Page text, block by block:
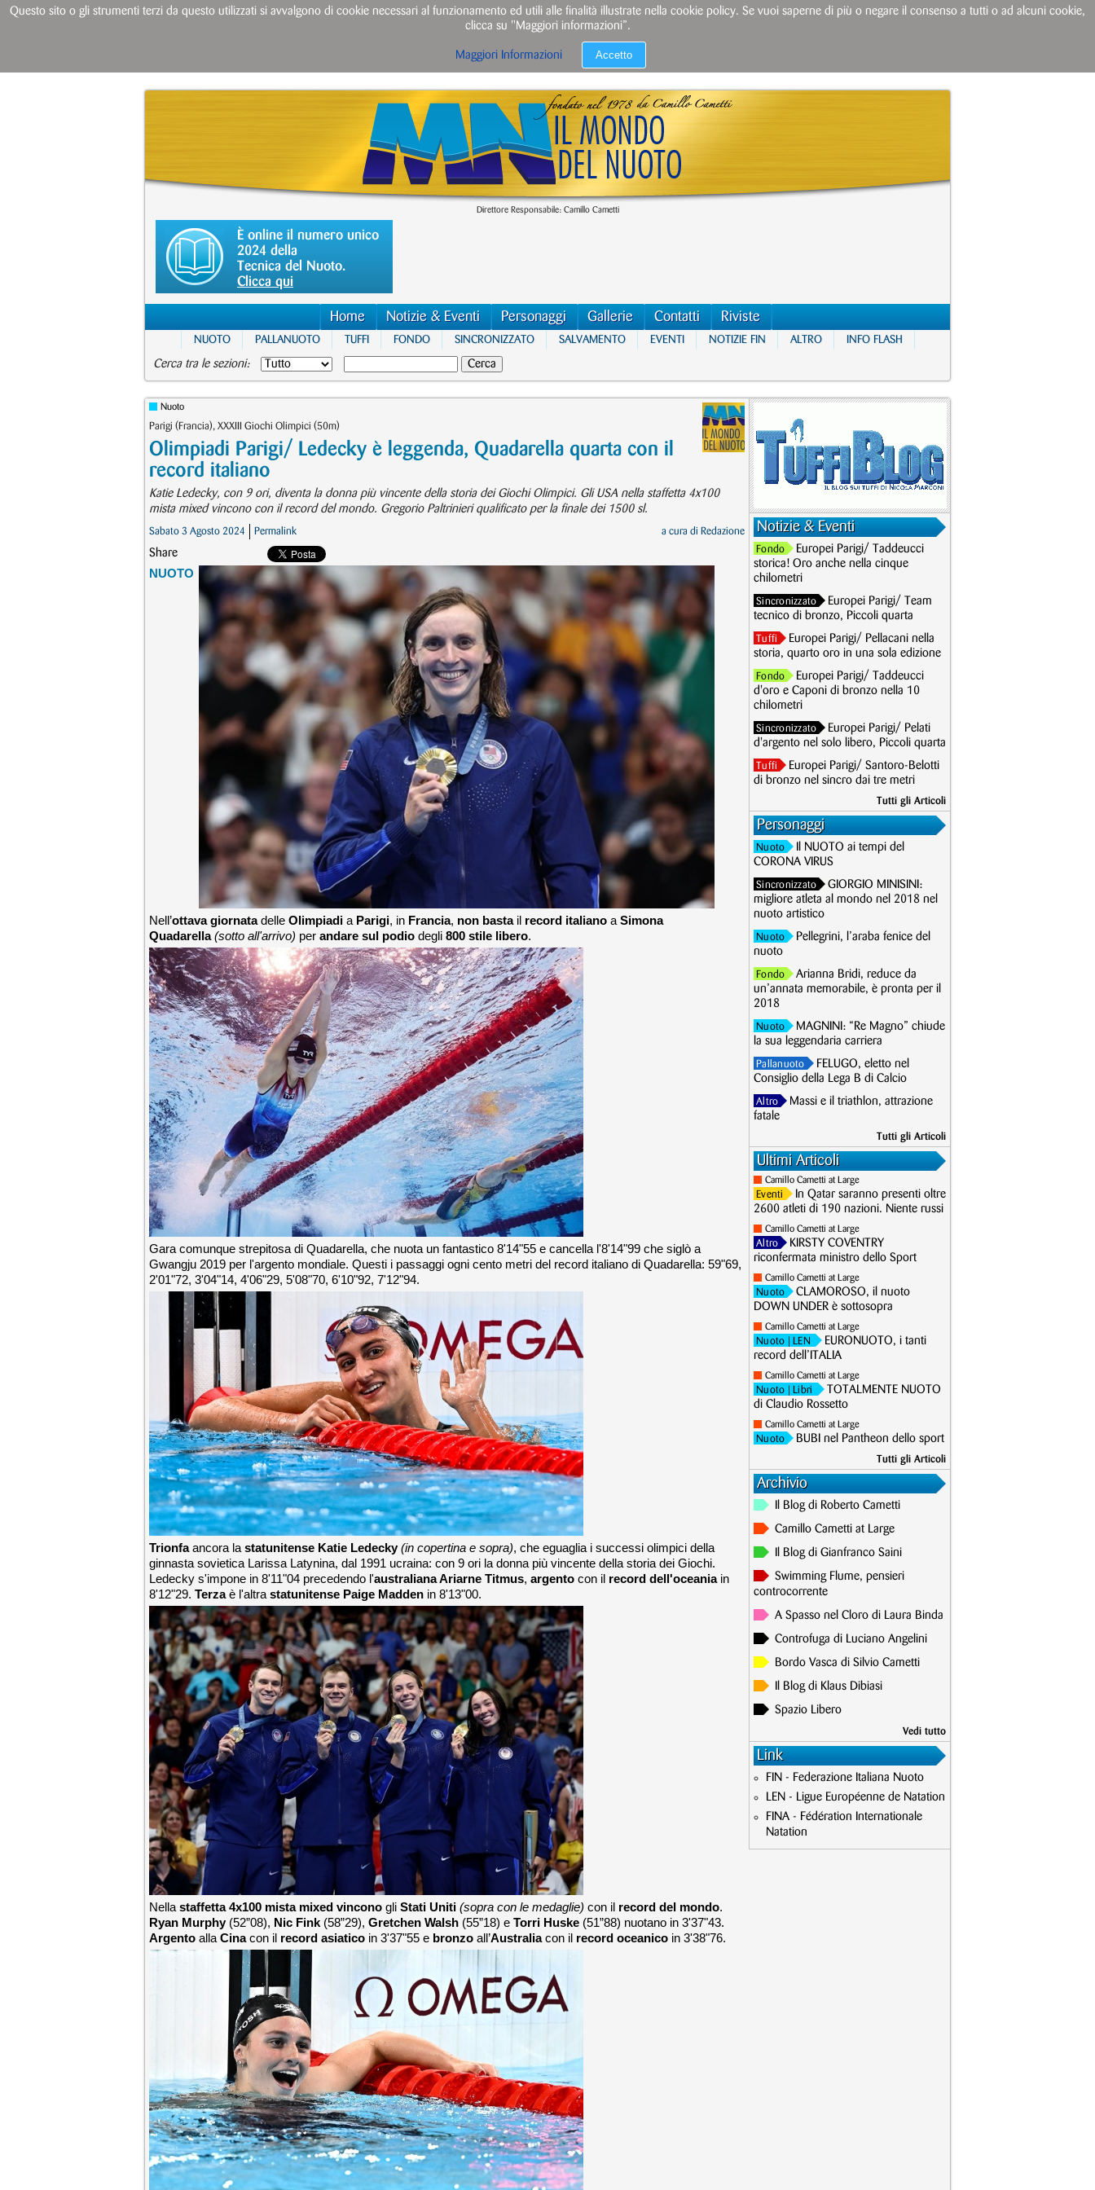
Direttore Responsabile: Camillo Cametti
È online il numero unico
2024 della
Tecnica del Nuoto.
Clicca qui
Home Notizie & Eventi Personaggi Gallerie Contatti Riviste
NUOTO PALLANUOTO TUFFI FONDO SINCRONIZZATO SALVAMENTO EVENTI NOTIZIE FIN ALTRO INFO FLASH
Cerca tra le sezioni:
Nuoto
Parigi (Francia), XXXIII Giochi Olimpici (50m)
Olimpiadi Parigi/ Ledecky è leggenda, Quadarella quarta con il
record italiano
Katie Ledecky, con 9 ori, diventa la donna più vincente della storia dei Giochi Olimpici. Gli USA nella staffetta 4x100
mista mixed vincono con il record del mondo. Gregorio Paltrinieri qualificato per la finale dei 1500 sl.
Sabato 3 Agosto 2024 Permalink a cura di Redazione
Share
NUOTO
Nell’ottava giornatadelle Olimpiadi a Parigi, in Francia, non bastail record italiano a Simona
Quadarella (sotto all'arrivo) per andare sul podio degli 800 stile libero.
Gara comunque strepitosa di Quadarella, che nuota un fantastico 8'14"55 e cancella l'8'14"99 che siglò a
Gwangju 2019 per l'argento mondiale. Questi i passaggi ogni cento metri del record italiano di Quadarella: 59"69,
2'01"72, 3'04"14, 4'06"29, 5'08"70, 6'10"92, 7'12"94.
Trionfaancora la statunitense Katie Ledecky (in copertina e sopra), che eguaglia i successi olimpici della
ginnasta sovietica Larissa Latynina, dal 1991 ucraina: con 9 ori la donna più vincente della storia dei Giochi.
Ledecky s'impone in 8'11"04 precedendo l'australiana Ariarne Titmus, argento con il record dell'oceaniain
8'12"29. Terzaè l'altra statunitense Paige Madden in 8'13"00.
Nella staffetta 4x100 mista mixed vincono gli Stati Uniti (sopra con le medaglie) con il record del mondo.
Ryan Murphy (52”08), Nic Fink (58”29), Gretchen Walsh (55”18) e Torri Huske (51”88) nuotano in 3'37"43.
Argento alla Cinacon il record asiatico in 3'37"55 e bronzo all’Australiacon il record oceanico in 3'38"76.
Notizie & Eventi
Fondo
Europei Parigi/ Taddeucci
storica! Oro anche nella cinque
chilometri
Sincronizzato
Europei Parigi/ Team
tecnico di bronzo, Piccoli quarta
Tuffi
Europei Parigi/ Pellacani nella
storia, quarto oro in una sola edizione
Fondo
Europei Parigi/ Taddeucci
d'oro e Caponi di bronzo nella 10
chilometri
Sincronizzato
Europei Parigi/ Pelati
d'argento nel solo libero, Piccoli quarta
Tuffi
Europei Parigi/ Santoro-Belotti
di bronzo nel sincro dai tre metri
Tutti gli Articoli
Personaggi
Nuoto
Il NUOTO ai tempi del
CORONA VIRUS
Sincronizzato
GIORGIO MINISINI:
migliore atleta al mondo nel 2018 nel
nuoto artistico
Nuoto
Pellegrini, l’araba fenice del
nuoto
Fondo
Arianna Bridi, reduce da
un’annata memorabile, è pronta per il
2018
Nuoto
MAGNINI: “Re Magno” chiude
la sua leggendaria carriera
Pallanuoto
FELUGO, eletto nel
Consiglio della Lega B di Calcio
Altro
Massi e il triathlon, attrazione
fatale
Tutti gli Articoli
Ultimi Articoli
Camillo Cametti at Large
Eventi
In Qatar saranno presenti oltre
2600 atleti di 190 nazioni. Niente russi
Camillo Cametti at Large
Altro
KIRSTY COVENTRY
riconfermata ministro dello Sport
Camillo Cametti at Large
Nuoto
CLAMOROSO, il nuoto
DOWN UNDER è sottosopra
Camillo Cametti at Large
Nuoto | LEN
EURONUOTO, i tanti
record dell’ITALIA
Camillo Cametti at Large
Nuoto | Libri
TOTALMENTE NUOTO
di Claudio Rossetto
Camillo Cametti at Large
Nuoto BUBI nel Pantheon dello sport
Tutti gli Articoli
Archivio
Il Blog di Roberto Cametti
Camillo Cametti at Large
Il Blog di Gianfranco Saini
Swimming Flume, pensieri
controcorrente
A Spasso nel Cloro di Laura Binda
Controfuga di Luciano Angelini
Bordo Vasca di Silvio Cametti
Il Blog di Klaus Dibiasi
Spazio Libero
Vedi tutto
Link
FIN - Federazione Italiana Nuoto
LEN - Ligue Européenne de Natation
FINA - Fédération Internationale
Natation
Questo sito o gli strumenti terzi da questo utilizzati si avvalgono di cookie necessari al funzionamento ed utili alle finalità illustrate nella cookie policy. Se vuoi saperne di più o negare il consenso a tutti o ad alcuni cookie,
clicca su "Maggiori informazioni”.
Maggiori Informazioni Accetto